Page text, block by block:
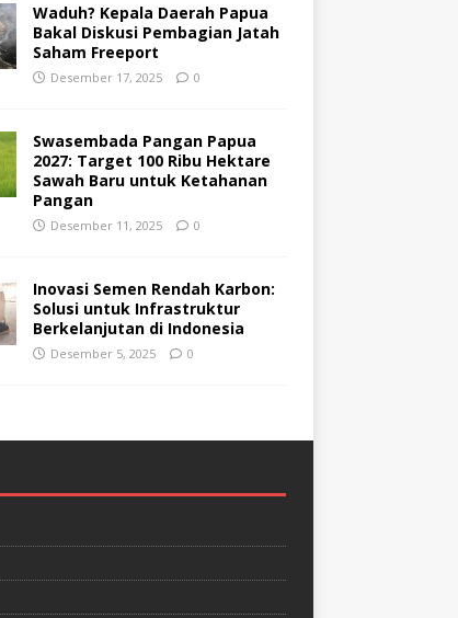
Waduh? Kepala Daerah Papua
Bakal Diskusi Pembagian Jatah
Saham Freeport
Desember 17, 2025 0
Swasembada Pangan Papua
2027: Target 100 Ribu Hektare
Sawah Baru untuk Ketahanan
Pangan
Desember 11, 2025 0
Inovasi Semen Rendah Karbon:
Solusi untuk Infrastruktur
Berkelanjutan di Indonesia
Desember 5, 2025 0